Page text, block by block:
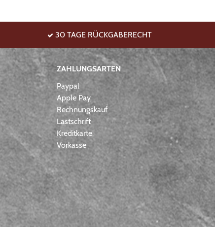
30 TAGE RÜCKGABERECHT
ZAHLUNGSARTEN
Paypal
Apple Pay
Rechnungskauf
Lastschrift
Kreditkarte
Vorkasse